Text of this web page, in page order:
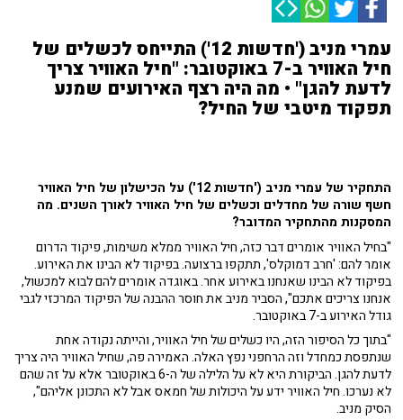
עמרי מניב ('חדשות 12') התייחס לכשלים של
חיל האוויר ב-7 באוקטובר: "חיל האוויר צריך
לדעת להגן" • מה היה רצף האירועים שמנע
תפקוד מיטבי של החיל?
התחקיר של עמרי מניב ('חדשות 12') על הכישלון של חיל האוויר
חשף שורה של מחדלים וכשלים של חיל האוויר לאורך השנים. מה
המסקנות מהתחקיר המדובר?
"בחיל האוויר אומרים דבר כזה, חיל האוויר ממלא משימות, פיקוד הדרום
אומר להם: 'חרב דמוקלס', תתקפו ברצועה. בפיקוד לא הבינו את האירוע.
בפיקוד לא הבינו שאנחנו באירוע אחר. באוגדה אומרים להם לבוא למכשול,
אנחנו צריכים אתכם", הסביר מניב את חוסר ההבנה של הפיקוד המרכזי לגבי
גודל האירוע ב-7 באוקטובר.
"בתוך כל הסיפור הזה, היו כשלים של חיל האוויר, והייתה נקודה אחת
שנתפסת כמחדל וזה הרחפני נפץ האלה. האמירה פה, שחיל האוויר היה צריך
לדעת להגן. הביקורת היא לא על הלילה של ה-6 באוקטובר אלא על זה שהם
לא נערכו. חיל האוויר ידע על היכולות של חמאס אבל לא התכונן אליהם",
הסיק מניב.